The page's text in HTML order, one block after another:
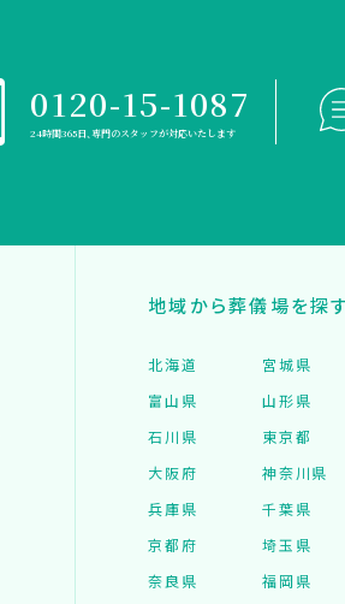
0120-15-1087
24時間365日、専門のスタッフが対応いたします
地域から葬儀場を探す
北海道
宮城県
富山県
山形県
石川県
東京都
大阪府
神奈川県
兵庫県
千葉県
京都府
埼玉県
奈良県
福岡県